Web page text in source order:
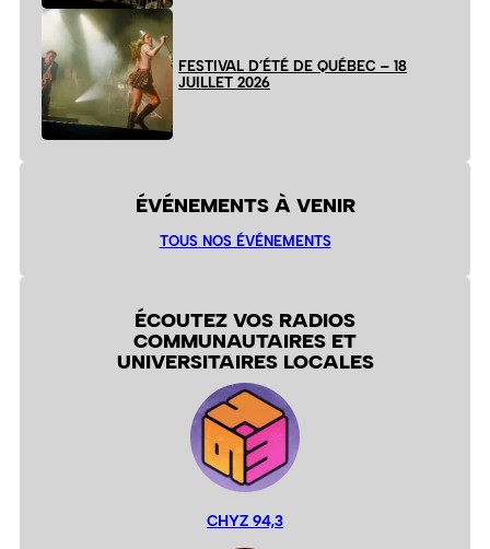
FESTIVAL D’ÉTÉ DE QUÉBEC – 18
JUILLET 2026
ÉVÉNEMENTS À VENIR
TOUS NOS ÉVÉNEMENTS
ÉCOUTEZ VOS RADIOS
COMMUNAUTAIRES ET
UNIVERSITAIRES LOCALES
CHYZ 94,3